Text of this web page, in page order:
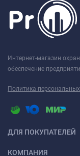
Интернет-магазин
обеспечение
Политика
ДЛЯ ПОКУПАТЕЛЕЙ
КОМПАНИЯ